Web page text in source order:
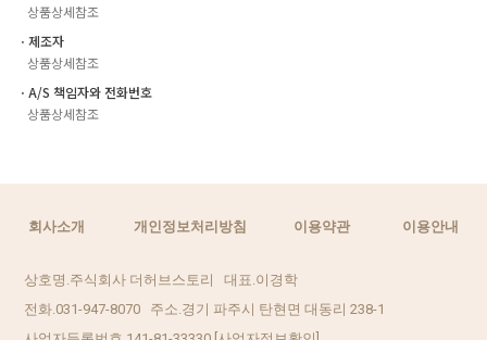
상품상세참조
ㆍ제조자
상품상세참조
ㆍA/S 책임자와 전화번호
상품상세참조
회사소개 개인정보처리방침 이용약관 이용안내
상호명.주식회사 더허브스토리 대표.이경학
전화.031-947-8070 주소.경기 파주시 탄현면 대동리 238-1